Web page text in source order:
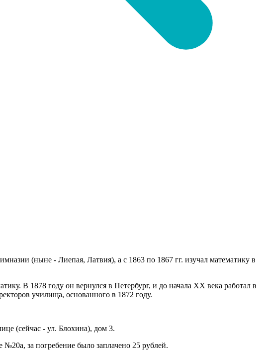
(ныне - Лиепая, Латвия), а с 1863 по 1867 гг. изучал математику в
В 1878 году он вернулся в Петербург, и до начала XX века работал в
училища, основанного в 1872 году.
(сейчас - ул. Блохина), дом 3.
за погребение было заплачено 25 рублей.